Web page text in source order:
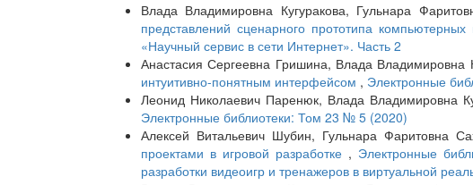
Влада Владимировна Кугуракова, Гульнара
представлений сценарного прототипа компьютерных
«Научный сервис в сети Интернет». Часть 2
Анастасия Сергеевна Гришина, Влада Владимировна
интуитивно-понятным интерфейсом , Электронные
Леонид Николаевич Паренюк, Влада Владимировна
Электронные библиотеки: Том 23 № 5 (2020)
Алексей Витальевич Шубин, Гульнара Фаритовна
проектами в игровой разработке , Электронные
разработки видеоигр и тренажеров в виртуальной